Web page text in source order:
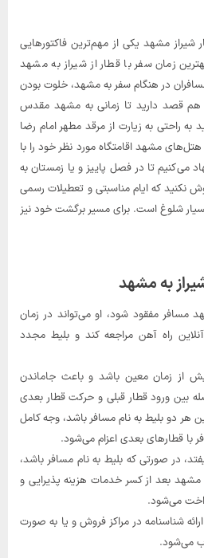
شیراز مشهد یکی از مهم‌ترین فاکتورهایی
زمان سفر با قطار از شیراز به مشهد
در هنگام سفر به مشهد، خلوت بودن
هم قصد دارید تا زمانی به مشهد مقدس
به راحتی به زیارت از مرقد مطهر امام رضا
مشهد اقامتگاه مورد نظر خود را با
می‌کنیم تا در فصل پاییز و یا زمستان به
نکنید که ایام مناسبتی و تعطیلات رسمی
شلوغ است. برای مسیر برگشت خود نیز
به مشهد
مسافر مفقود شود، او می‌تواند در زمان
راه آهن مراجعه کند و بلیط مجدد
از زمان معین باشد و باعث جاماندن
بین ورود قطار قبلی و حرکت قطار بعدی
هر دو بلیط به نام مسافر باشد، وجه کامل
با قطارهای بعدی اعزام می‌شود.
در صورتی که بلیط به نام مسافر باشد،
مشهد بعد از کسر خدمات هزینه پذیرایی و
می‌شود.
۲ تا ۱۲ سال، با ارائه‌ شناسنامه در مراکز فروش و یا به صورت
می‌شود.